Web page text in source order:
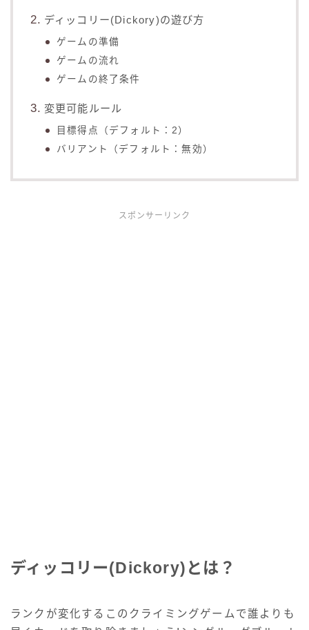
ディッコリー(Dickory)の遊び方
ゲームの準備
ゲームの流れ
ゲームの終了条件
変更可能ルール
目標得点（デフォルト：2）
バリアント（デフォルト：無効）
スポンサーリンク
ディッコリー(Dickory)とは？
ランクが変化するこのクライミングゲームで誰よりも